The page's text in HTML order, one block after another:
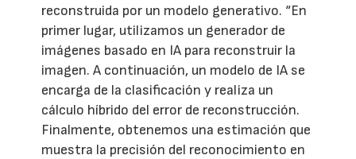
reconstruida por un modelo generativo. “En
primer lugar, utilizamos un generador de
imágenes basado en IA para reconstruir la
imagen. A continuación, un modelo de IA se
encarga de la clasificación y realiza un
cálculo híbrido del error de reconstrucción.
Finalmente, obtenemos una estimación que
muestra la precisión del reconocimiento en